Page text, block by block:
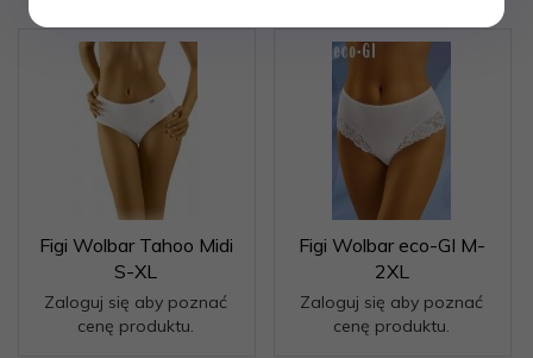
Figi Wolbar Tahoo Midi
S-XL
Zaloguj się aby poznać
cenę produktu.
Figi Wolbar eco-GI M-
2XL
Zaloguj się aby poznać
cenę produktu.